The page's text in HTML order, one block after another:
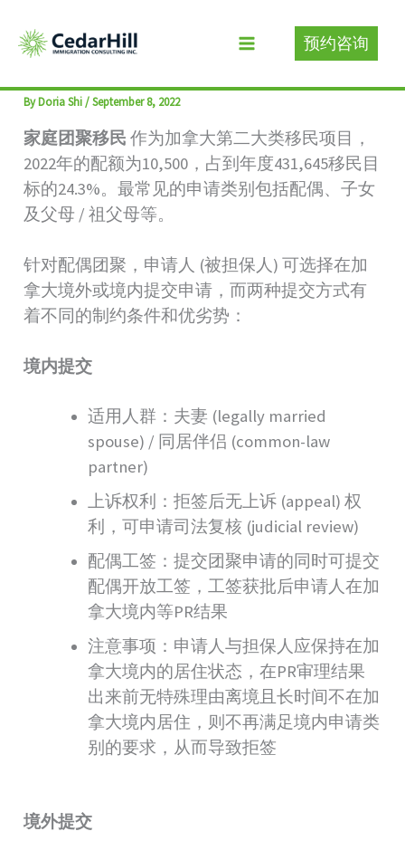
content
预约咨询
家庭团聚移民须知
ByDoria Shi/September 8, 2022
家庭团聚移民作为加拿大第二大类移民项目，
2022年的配额为10,500，占到年度431,645移民目
标的24.3%。最常见的申请类别包括配偶、子女
及父母 / 祖父母等。
针对配偶团聚，申请人 (被担保人) 可选择在加
拿大境外或境内提交申请，而两种提交方式有
着不同的制约条件和优劣势：
境内提交
适用人群：夫妻 (legally married
spouse) / 同居伴侣 (common-law
partner)
上诉权利：拒签后无上诉 (appeal) 权
利，可申请司法复核 (judicial review)
配偶工签：提交团聚申请的同时可提交
配偶开放工签，工签获批后申请人在加
拿大境内等PR结果
注意事项：申请人与担保人应保持在加
拿大境内的居住状态，在PR审理结果
出来前无特殊理由离境且长时间不在加
拿大境内居住，则不再满足境内申请类
别的要求，从而导致拒签
境外提交